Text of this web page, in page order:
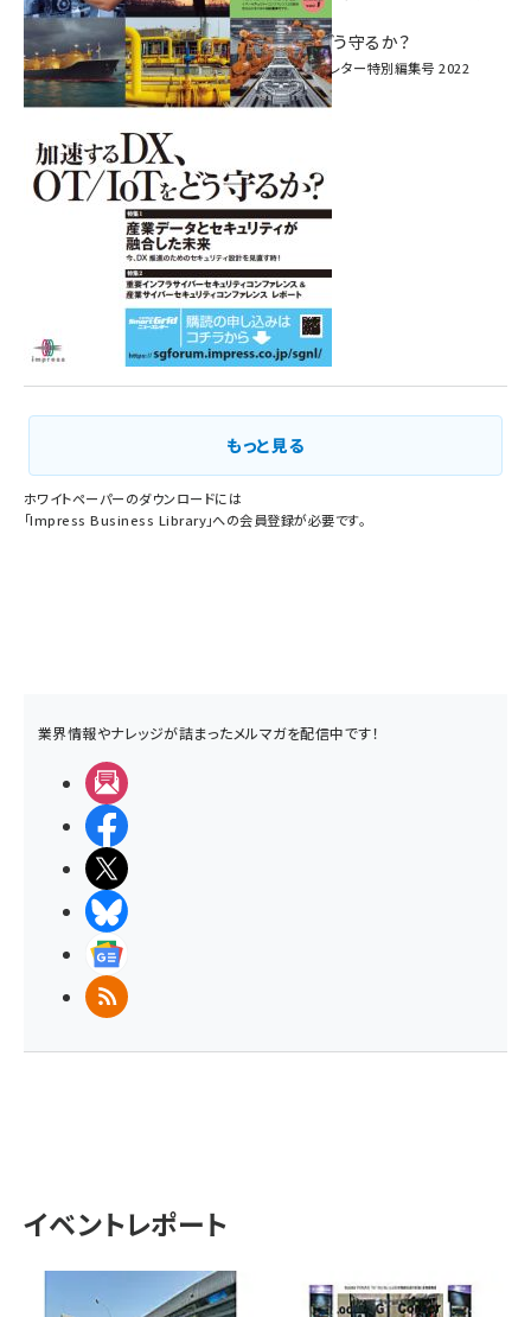
へ！ ―
加速するDX、OT/IoTをどう守るか？
インプレス SmartGridニューズレター特別編集号 2022
Vol.1
もっと見る
ホワイトペーパーのダウンロードには
「Impress Business Library」への会員登録が必要です。
業界情報やナレッジが詰まったメルマガを配信中です！
RSS
イベントレポート